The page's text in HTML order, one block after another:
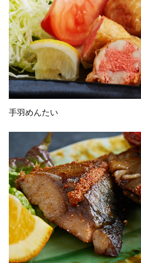
手羽めんたい